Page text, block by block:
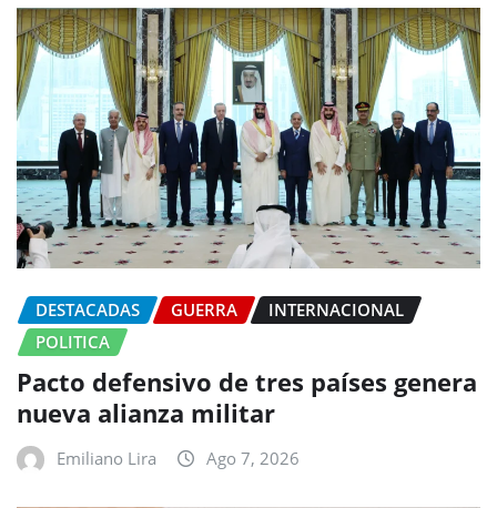
DESTACADAS GUERRA
INTERNACIONAL
POLITICA
Pacto defensivo de tres países genera
nueva alianza militar
Emiliano Lira Ago 7, 2026